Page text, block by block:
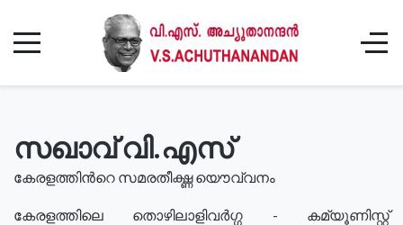
സഖാവ് വി.എസ്
കേരളത്തിൻറെ സമരതീക്ഷ്ണ യൌവ്വനം
കേരളത്തിലെ തൊഴിലാളിവർഗ്ഗ - കമ്യൂണിസ്റ്റ്